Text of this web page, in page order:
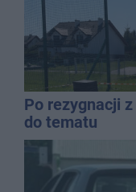
Po rezygnacji
do tematu